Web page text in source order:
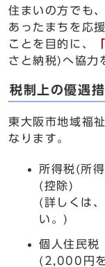
住まいの方でも
あったまちを応
ことを目的に、
さと納税)へ協力
税制上の優遇
東大阪市地域福
なります。
所得税(所
(控除)
(詳しくは
い。)
個人住民税
(2,000円を